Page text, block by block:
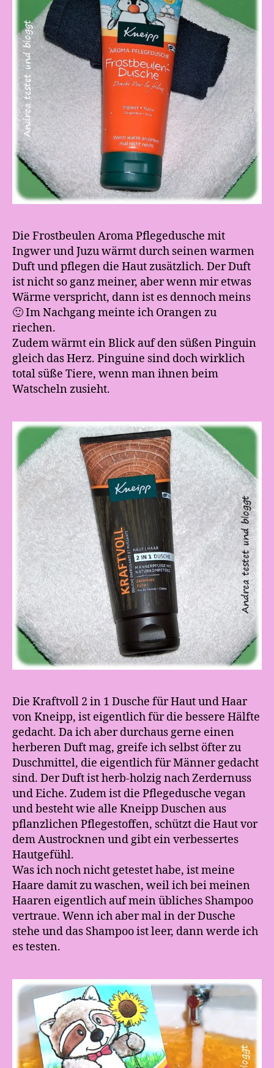
Die Frostbeulen Aroma Pflegedusche mit
Ingwer und Juzu wärmt durch seinen warmen
Duft und pflegen die Haut zusätzlich. Der Duft
ist nicht so ganz meiner, aber wenn mir etwas
Wärme verspricht, dann ist es dennoch meins
🙂 Im Nachgang meinte ich Orangen zu
riechen.
Zudem wärmt ein Blick auf den süßen Pinguin
gleich das Herz. Pinguine sind doch wirklich
total süße Tiere, wenn man ihnen beim
Watscheln zusieht.
Die Kraftvoll 2 in 1 Dusche für Haut und Haar
von Kneipp, ist eigentlich für die bessere Hälfte
gedacht. Da ich aber durchaus gerne einen
herberen Duft mag, greife ich selbst öfter zu
Duschmittel, die eigentlich für Männer gedacht
sind. Der Duft ist herb-holzig nach Zerdernuss
und Eiche. Zudem ist die Pflegedusche vegan
und besteht wie alle Kneipp Duschen aus
pflanzlichen Pflegestoffen, schützt die Haut vor
dem Austrocknen und gibt ein verbessertes
Hautgefühl.
Was ich noch nicht getestet habe, ist meine
Haare damit zu waschen, weil ich bei meinen
Haaren eigentlich auf mein übliches Shampoo
vertraue. Wenn ich aber mal in der Dusche
stehe und das Shampoo ist leer, dann werde ich
es testen.